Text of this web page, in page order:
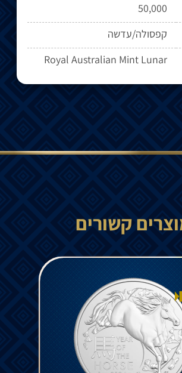
50,000
קפסולה/עדשה
Royal Australian Mint Lunar
קשורים